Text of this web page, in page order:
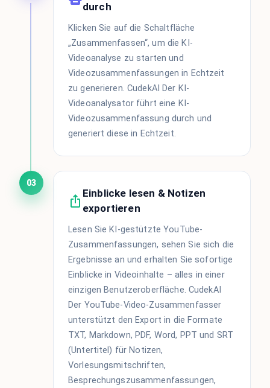
durch
Klicken Sie auf die Schaltfläche
„Zusammenfassen“, um die KI-
Videoanalyse zu starten und
Videozusammenfassungen in Echtzeit
zu generieren. CudekAI Der KI-
Videoanalysator führt eine KI-
Videozusammenfassung durch und
generiert diese in Echtzeit.
03
Einblicke lesen & Notizen
exportieren
Lesen Sie KI-gestützte YouTube-
Zusammenfassungen, sehen Sie sich die
Ergebnisse an und erhalten Sie sofortige
Einblicke in Videoinhalte – alles in einer
einzigen Benutzeroberfläche. CudekAI
Der YouTube-Video-Zusammenfasser
unterstützt den Export in die Formate
TXT, Markdown, PDF, Word, PPT und SRT
(Untertitel) für Notizen,
Vorlesungsmitschriften,
Besprechungszusammenfassungen,